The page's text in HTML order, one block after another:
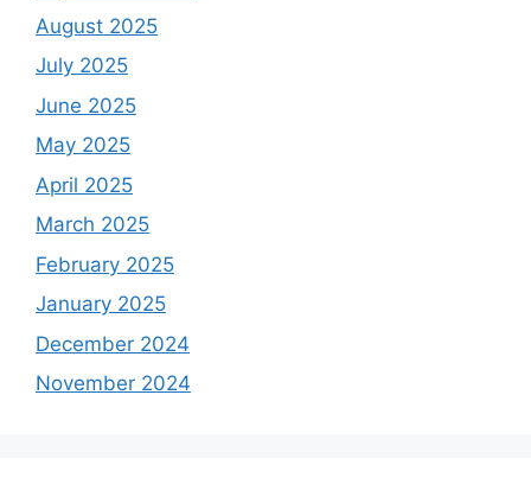
August 2025
July 2025
June 2025
May 2025
April 2025
March 2025
February 2025
January 2025
December 2024
November 2024